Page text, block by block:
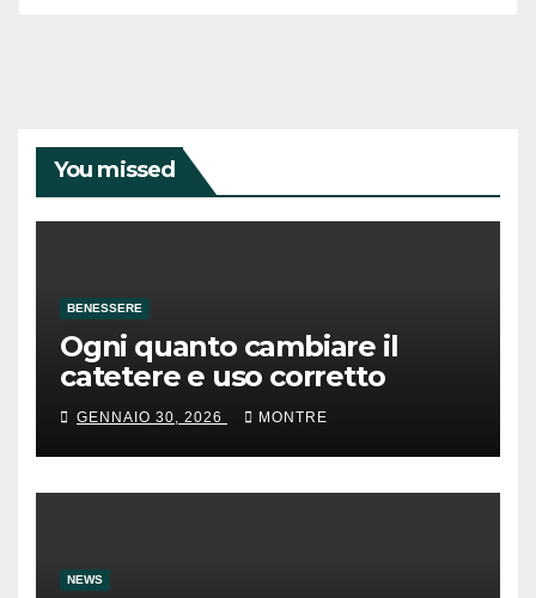
You missed
BENESSERE
Ogni quanto cambiare il
catetere e uso corretto
GENNAIO 30, 2026 MONTRE
NEWS